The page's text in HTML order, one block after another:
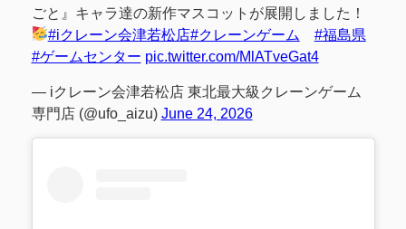
ごと』キャラ達の新作マスコットが展開しました！
#iクレーン会津若松店#クレーンゲーム
#福島県
#ゲームセンター pic.twitter.com/MlATveGat4
— iクレーン会津若松店 東北最大級クレーンゲーム
専門店 (@ufo_aizu) June 24, 2026